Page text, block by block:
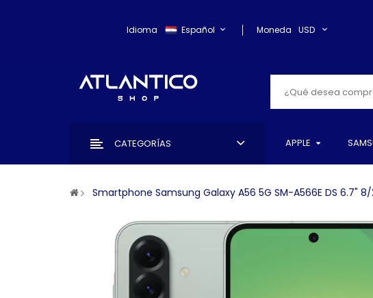
Idioma Español Moneda USD
CATEGORÍAS APPLE
Smartphone Samsung Galaxy A56 5G SM-A566E DS 6.7"